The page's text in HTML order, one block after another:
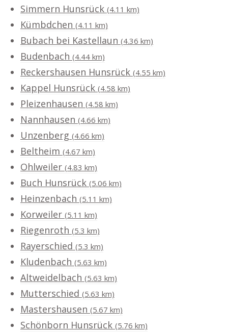
Simmern Hunsrück (4.11 km)
Kümbdchen (4.11 km)
Bubach bei Kastellaun (4.36 km)
Budenbach (4.44 km)
Reckershausen Hunsrück (4.55 km)
Kappel Hunsrück (4.58 km)
Pleizenhausen (4.58 km)
Nannhausen (4.66 km)
Unzenberg (4.66 km)
Beltheim (4.67 km)
Ohlweiler (4.83 km)
Buch Hunsrück (5.06 km)
Heinzenbach (5.11 km)
Korweiler (5.11 km)
Riegenroth (5.3 km)
Rayerschied (5.3 km)
Kludenbach (5.63 km)
Altweidelbach (5.63 km)
Mutterschied (5.63 km)
Mastershausen (5.67 km)
Schönborn Hunsrück (5.76 km)